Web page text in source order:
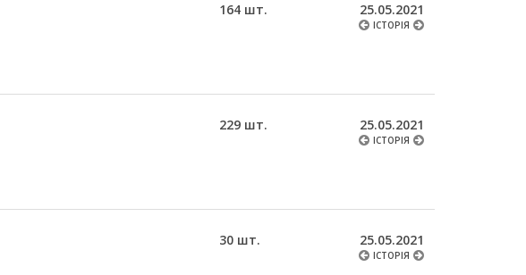
164 шт. 25.05.2021
ІСТОРІЯ
229 шт. 25.05.2021
ІСТОРІЯ
30 шт. 25.05.2021
ІСТОРІЯ